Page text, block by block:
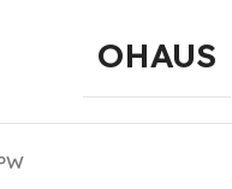
OHAUS